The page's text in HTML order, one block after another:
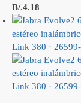
B/.4.18